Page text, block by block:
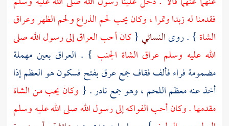
فقدمنا له زبدا وتمرا ، وكان يحب لحم الذراع ولحم الظهر وعراق
الشاة } . روىالنسائي{كان أحب العراق إلى رسول الله صلى
الله عليه وسلم عراق الشاة الجنب } . العراق بعين مهملة
مضمومة فراء فألف فقاف جمع عرق بفتح فسكون هو العظم إذا
أخذ عنه معظم اللحم ، وهو جمع نادر . { وكان يحب من الشاة
مقدمها . وكان أحب الفواكه إلى رسول الله صلى الله عليه وسلم